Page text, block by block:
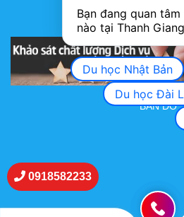
KHẢO SÁT CHẤT
BẢN ĐỒ
0918582233
Bạn đang quan
nào tại Thanh
Du học Nhật Bản
Du học Đài